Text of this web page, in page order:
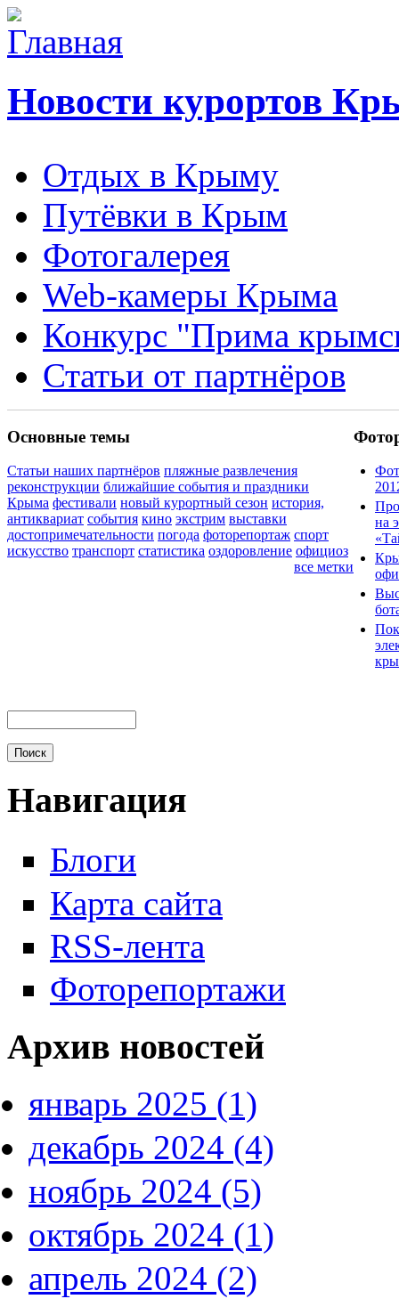
Новости курортов
Отдых в Крыму
Путёвки в Крым
Фотогалерея
Web-камеры Крыма
Конкурс "Прима
Статьи от партнёров
Основные темы
Статьи наших партнёров пляжные развлечения
реконструкции ближайшие события и праздники
Крыма фестивали новый курортный сезон история,
антиквариат события кино экстрим выставки
достопримечательности погода фоторепортаж спорт
искусство транспорт статистика оздоровление официоз
все метки
на
Навигация
Блоги
Карта сайта
RSS-лента
Фоторепортажи
Архив новостей
январь 2025 (1)
декабрь 2024 (4)
ноябрь 2024 (5)
октябрь 2024 (1)
апрель 2024 (2)